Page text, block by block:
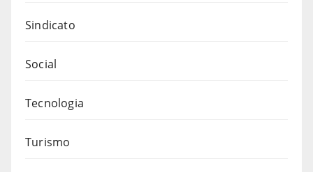
Sindicato
Social
Tecnologia
Turismo